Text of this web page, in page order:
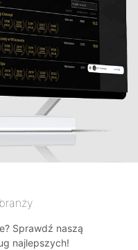
Sprawdź naszą
najlepszych!